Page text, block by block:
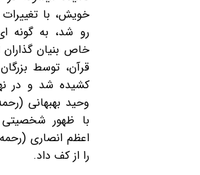
خویش، با
‏رو شد، به گونه
خاص بنیان
قرآن، توسط
کشیده شد و در
وحید بهبهانی
با ظهور
اعظم انصاری (رحمه
را از کف داد.